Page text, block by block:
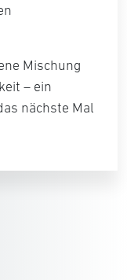
Mischung
– ein
nächste Mal